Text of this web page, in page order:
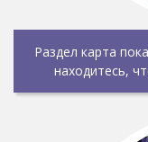
Раздел карта
находитесь,